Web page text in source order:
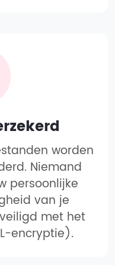
worden
Niemand
persoonlijke
van je
met het
encryptie).